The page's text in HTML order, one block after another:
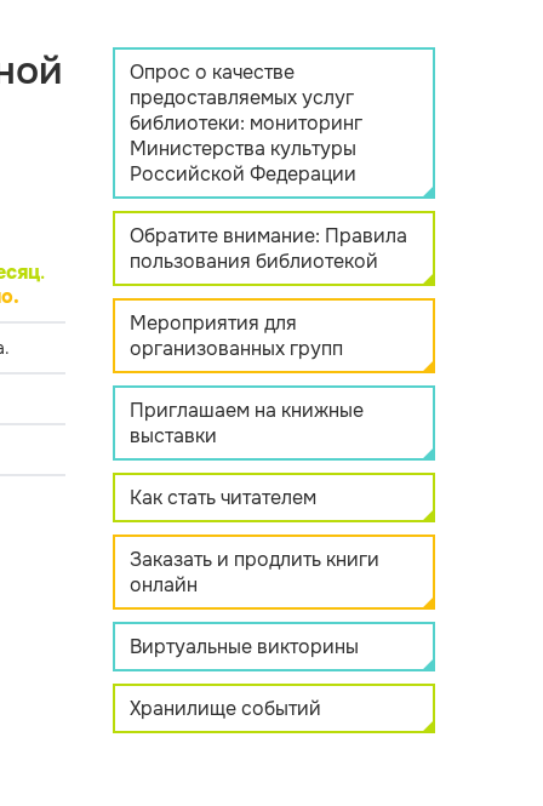
.
Опрос о качестве
предоставляемых услуг
библиотеки: мониторинг
Министерства культуры
Российской Федерации
Обратите внимание: Правила
пользования библиотекой
Мероприятия для
организованных групп
Приглашаем на книжные
выставки
Как стать читателем
Заказать и продлить книги
онлайн
Виртуальные викторины
Хранилище событий